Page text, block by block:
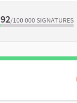
92/100 000 SIGNATURES